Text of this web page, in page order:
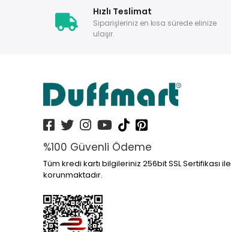
Hızlı Teslimat
Siparişleriniz en kısa sürede elinize
ulaşır.
%100 Güvenli Ödeme
Tüm kredi kartı bilgileriniz 256bit SSL Sertifikası ile
korunmaktadır.